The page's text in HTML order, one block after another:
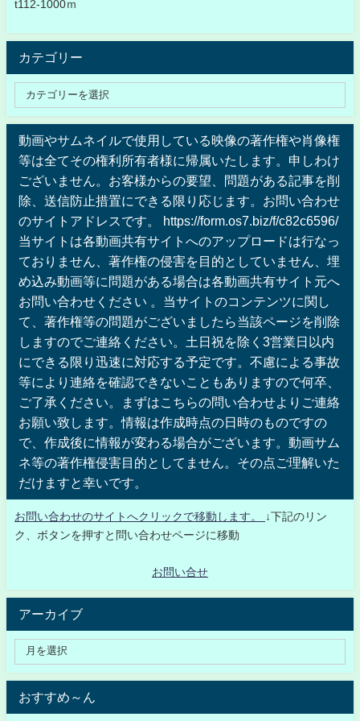
t112-1000ｍ
カテゴリー
動画やサムネイルで使用している映像の著作権や肖像権
等は全てその権利所有者様に帰属いたします。申しわけ
ございません。お客様からの要望、問題がある記事を削
除、送信防止措置にできる限り応じます。お問い合わせ
のサイトアドレスです。 https://form.os7.biz/f/c82c6596/
当サイトは各動画共有サイトへのアップロードは行なっ
ておりません、著作権の侵害を目的としていません、埋
め込み動画等に問題がある場合は各動画共有サイト元へ
お問い合わせください 。当サイトのコンテンツに関し
て、著作権等の問題がございましたら当該ページを削除
しますのでご連絡ください。土日祝を除く3営業日以内
にできる限り迅速に対応する予定です。不慮による事故
等により連絡を確認できないこともありますので何卒、
ご了承ください。まずはこちらの問い合わせよりご連絡
お願い致します。情報は作成時点の日時のものですの
で、作成後に情報が変わる場合がございます。動画サム
ネ等の著作権侵害目的としてません。その点ご理解いた
だけますと幸いです。
お問い合わせのサイトへクリックで移動します。
↓下記のリン
ク、ボタンを押すと問い合わせページに移動
お問い合せ
アーカイブ
おすすめ～ん